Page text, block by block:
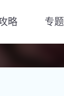
略 专题